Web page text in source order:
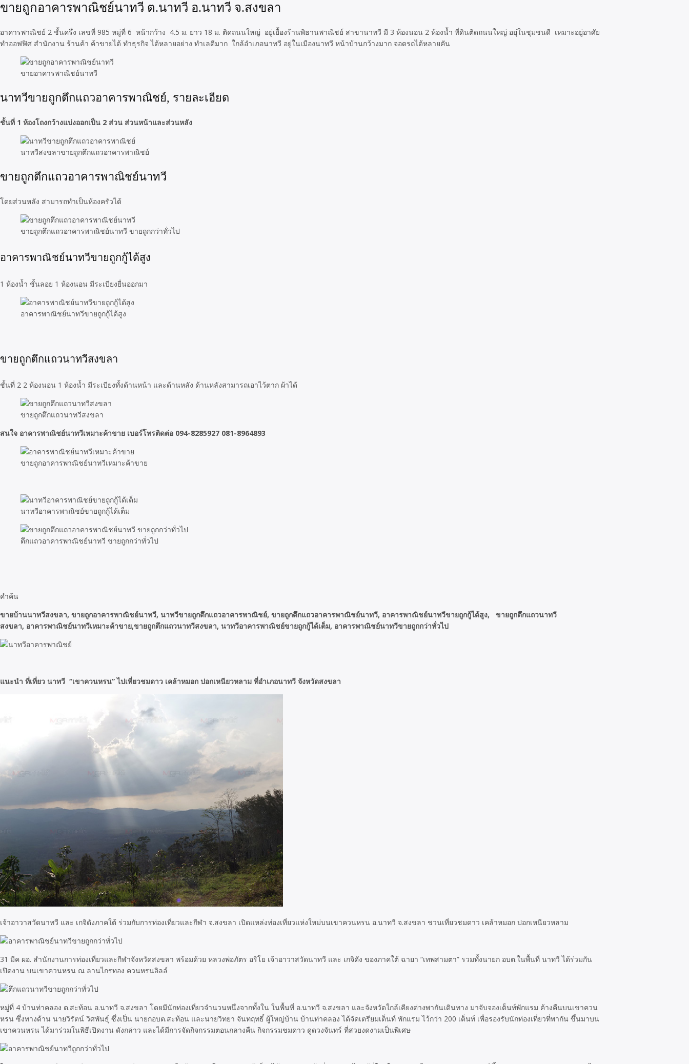
ขายถูกอาคารพาณิชย์นาทวี ต.นาทวี อ.นาทวี จ.สงขลา
อาคารพาณิชย์ 2 ชั้นครึ่ง เลขที่ 985 หมู่ที่ 6 หน้ากว้าง 4.5 ม. ยาว 18 ม. ติดถนนใหญ่ อยู่เยื้องร้านพิธานพาณิชย์ สาขานาทวี มี 3 ห้องนอน 2 ห้องน้ำ ที่ดินติดถนนใหญ่ อยุ่ในชุมชนดี เหมาะอยู่อาศัย
ทำออฟฟิศ สำนักงาน ร้านค้า ค้าขายได้ ทำธุรกิจ ได้หลายอย่าง ทำเลดีมาก ใกล้อำเภอนาทวี อยู่ในเมืองนาทวี หน้าบ้านกว้างมาก จอดรถได้หลายคัน
ขายอาคารพาณิชย์นาทวี
นาทวีขายถูกตึกแถวอาคารพาณิชย์, รายละเอียด
ชั้นที่ 1 ห้องโถงกว้างแบ่งออกเป็น 2 ส่วน ส่วนหน้าและส่วนหลัง
นาทวีสงขลาขายถูกตึกแถวอาคารพาณิชย์
ขายถูกตึกแถวอาคารพาณิชย์นาทวี
โดยส่วนหลัง สามารถทำเป็นห้องครัวได้
ขายถูกตึกแถวอาคารพาณิชย์นาทวี ขายถูกกว่าทั่วไป
อาคารพาณิชย์นาทวีขายถูกกู้ได้สูง
1 ห้องน้ำ ชั้นลอย 1 ห้องนอน มีระเบียงยื่นออกมา
อาคารพาณิชย์นาทวีขายถูกกู้ได้สูง
ขายถูกตึกแถวนาทวีสงขลา
ชั้นที่ 2 2 ห้องนอน 1 ห้องน้ำ มีระเบียงทั้งด้านหน้า และด้านหลัง ด้านหลังสามารถเอาไว้ตาก ผ้าได้
ขายถูกตึกแถวนาทวีสงขลา
สนใจ อาคารพาณิชย์นาทวีเหมาะค้าขาย เบอร์โทรติดต่อ 094-8285927 081-8964893
ขายถูกอาคารพาณิชย์นาทวีเหมาะค้าขาย
นาทวีอาคารพาณิชย์ขายถูกกู้ได้เต็ม
ตึกแถวอาคารพาณิชย์นาทวี ขายถูกกว่าทั่วไป
คำค้น
ขายบ้านนาทวีสงขลา, ขายถูกอาคารพาณิชย์นาทวี, นาทวีขายถูกตึกแถวอาคารพาณิชย์, ขายถูกตึกแถวอาคารพาณิชย์นาทวี, อาคารพาณิชย์นาทวีขายถูกกู้ได้สูง, ขายถูกตึกแถวนาทวี
สงขลา, อาคารพาณิชย์นาทวีเหมาะค้าขาย,ขายถูกตึกแถวนาทวีสงขลา, นาทวีอาคารพาณิชย์ขายถูกกู้ได้เต็ม, อาคารพาณิชย์นาทวีขายถูกกว่าทั่วไป
แนะนำ ที่เที่ยว นาทวี “เขาควนหรน” ไปเที่ยวชมดาว เคล้าหมอก ปอกเหนียวหลาม ที่อำเภอนาทวี จังหวัดสงขลา
เจ้าอาวาสวัดนาทวี และ เกจิดังภาคใต้ ร่วมกับการท่องเที่ยวและกีฬา จ.สงขลา เปิดแหล่งท่องเที่ยวแห่งใหม่บนเขาควนหรน อ.นาทวี จ.สงขลา ชวนเที่ยวชมดาว เคล้าหมอก ปอกเหนียวหลาม
31 มีค ผอ. สำนักงานการท่องเที่ยวและกีฬาจังหวัดสงขลา พร้อมด้วย หลวงพ่อภัตร อริโย เจ้าอาวาสวัดนาทวี และ เกจิดัง ของภาคใต้ ฉายา “เทพสามตา” รวมทั้งนายก อบต.ในพื้นที่ นาทวี ได้ร่วมกัน
เปิดงาน บนเขาควนหรน ณ ลานไกรทอง ควนหรนอิลล์
หมู่ที่ 4 บ้านท่าคลอง ต.สะท้อน อ.นาทวี จ.สงขลา โดยมีนักท่องเที่ยวจำนวนหนึ่งจากทั้งใน ในพื้นที่ อ.นาทวี จ.สงขลา และจังหวัดใกล้เคียงต่างพากันเดินทาง มาจับจองเต็นท์พักแรม ค้างคืนบนเขาควน
หรน ซึ่งทางด้าน นายวิรัตน์ วิศพันธุ์ ซึ่งเป็น นายกอบต.สะท้อน และนายวิทยา จันทฤทธิ์ ผู้ใหญ่บ้าน บ้านท่าคลอง ได้จัดเตรียมเต็นท์ พักแรม ไว้กว่า 200 เต็นท์ เพื่อรองรับนักท่องเที่ยวที่พากัน ขึ้นมาบน
เขาควนหรน ได้มาร่วมในพิธีเปิดงาน ดังกล่าว และได้มีการจัดกิจกรรมตอนกลางคืน กิจกรรมชมดาว ดูดวงจันทร์ ที่สวยงดงามเป็นพิเศษ